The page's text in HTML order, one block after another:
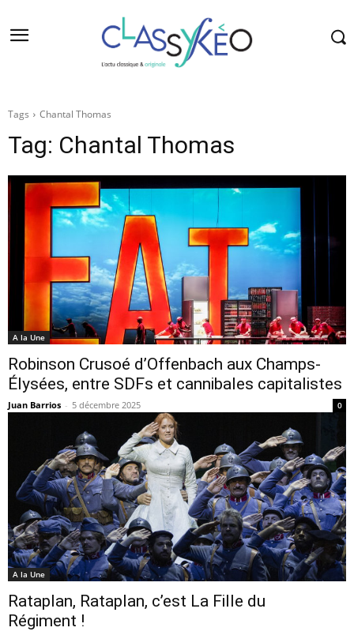
Tags Chantal Thomas
Tag: Chantal Thomas
A la Une
Robinson Crusoé d’Offenbach aux Champs-
Élysées, entre SDFs et cannibales capitalistes
Juan Barrios - 5 décembre 2025 0
A la Une
Rataplan, Rataplan, c’est La Fille du
Régiment !